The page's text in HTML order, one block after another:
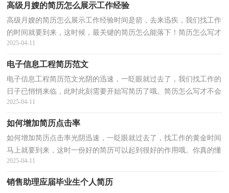
高级月嫂的简历怎么展示工作经验
高级月嫂的简历怎么展示工作经验时间是箭，去来迅疾，我们找工作
的时间就要到来，这时候，最关键的简历怎么能落下！简历怎么写才
不会千篇一律呢？以下是小编整理的高级月嫂的简历怎么展...
2025-04-11
电子信息工程简历范文
电子信息工程简历范文光阴的迅速，一眨眼就过去了，我们找工作的
日子已悄悄来临，此时此刻需要开始写简历了哦。简历怎么写才不会
千篇一律呢？下面是小编帮大家整理的电子信息工程简...
2025-04-11
如何增加简历点击率
如何增加简历点击率光阴迅速，一眨眼就过去了，找工作的黄金时间
马上就要到来，这时一份好的简历可以起到很好的作用哦。你真的懂
得怎么写好简历吗？下面是小编为大家收集的如何增加...
2025-04-11
销售助理应届毕业生个人简历